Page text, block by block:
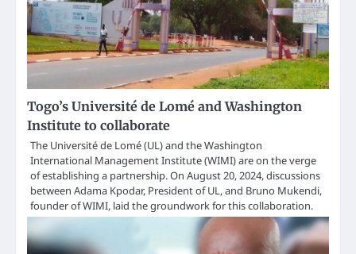
Togo’s Université de Lomé and Washington
Institute to collaborate
The Université de Lomé (UL) and the Washington
International Management Institute (WIMI) are on the verge
of establishing a partnership. On August 20, 2024, discussions
between Adama Kpodar, President of UL, and Bruno Mukendi,
founder of WIMI, laid the groundwork for this collaboration.